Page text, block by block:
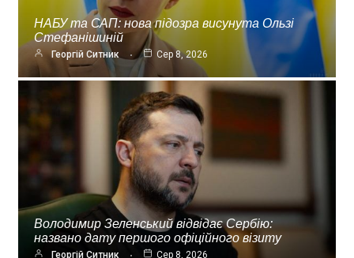
НАБУ та САП: нова підозра висунута Ользі
Стефанішиній
Георгій Ситник Сер 8, 2026
Володимир Зеленський відвідає Сербію:
названо дату першого офіційного візиту
Георгій Ситник Сер 8, 2026